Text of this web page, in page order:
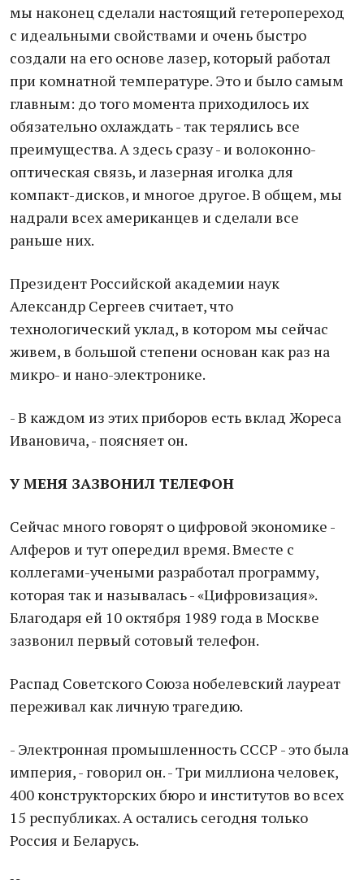
мы наконец сделали настоящий гетеропереход
с идеальными свойствами и очень быстро
создали на его основе лазер, который работал
при комнатной температуре. Это и было самым
главным: до того момента приходилось их
обязательно охлаждать - так терялись все
преимущества. А здесь сразу - и волоконно-
оптическая связь, и лазерная иголка для
компакт-дисков, и многое другое. В общем, мы
надрали всех американцев и сделали все
раньше них.
Президент Российской академии наук
Александр Сергеев считает, что
технологический уклад, в котором мы сейчас
живем, в большой степени основан как раз на
микро- и нано-электронике.
- В каждом из этих приборов есть вклад Жореса
Ивановича, - поясняет он.
У МЕНЯ ЗАЗВОНИЛ ТЕЛЕФОН
Сейчас много говорят о цифровой экономике -
Алферов и тут опередил время. Вместе с
коллегами-учеными разработал программу,
которая так и называлась - «Цифровизация».
Благодаря ей 10 октября 1989 года в Москве
зазвонил первый сотовый телефон.
Распад Советского Союза нобелевский лауреат
переживал как личную трагедию.
- Электронная промышленность СССР - это была
империя, - говорил он. - Три миллиона человек,
400 конструкторских бюро и институтов во всех
15 республиках. А остались сегодня только
Россия и Беларусь.